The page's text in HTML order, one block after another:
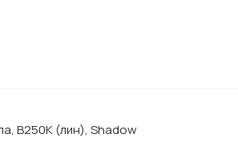
B250K (лин), Shadow